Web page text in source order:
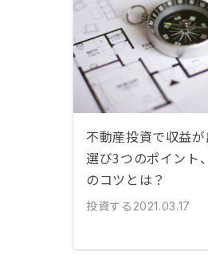
不動産投資で収益
選び3つのポイント
のコツとは？
投資する 2021.03.17